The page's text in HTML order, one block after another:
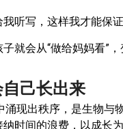
听写，这样我才能保证
就会从“做给妈妈看”
己长出来
现出秩序，是生物与
时间的浪费，以成长